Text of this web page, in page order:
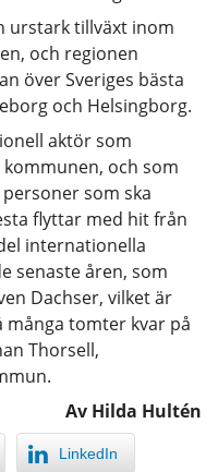
urstark tillväxt inom
och regionen
över Sveriges bästa
och Helsingborg.
aktör som
och som
som ska
flyttar med hit från
internationella
senaste åren, som
Dachser, vilket är
tomter kvar på
Thorsell,
Av Hilda Hultén
LinkedIn